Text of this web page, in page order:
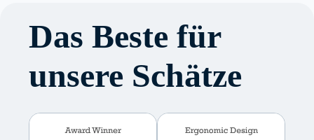
Das Beste für
unsere Schätze